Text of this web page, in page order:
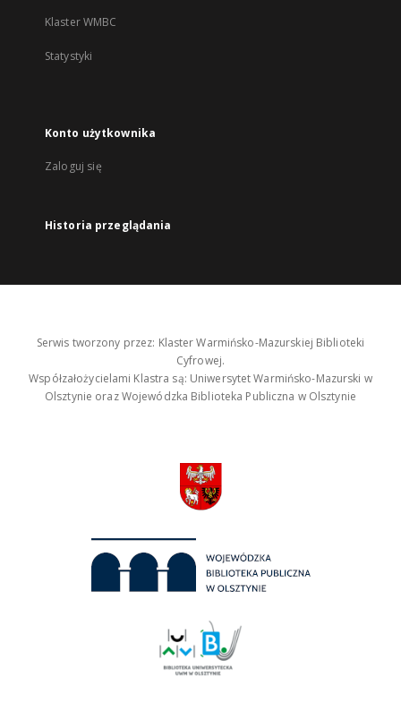
Klaster WMBC
Statystyki
Konto użytkownika
Zaloguj się
Historia przeglądania
Serwis tworzony przez: Klaster Warmińsko-Mazurskiej Biblioteki
Cyfrowej.
Współzałożycielami Klastra są: Uniwersytet Warmińsko-Mazurski w
Olsztynie oraz Wojewódzka Biblioteka Publiczna w Olsztynie